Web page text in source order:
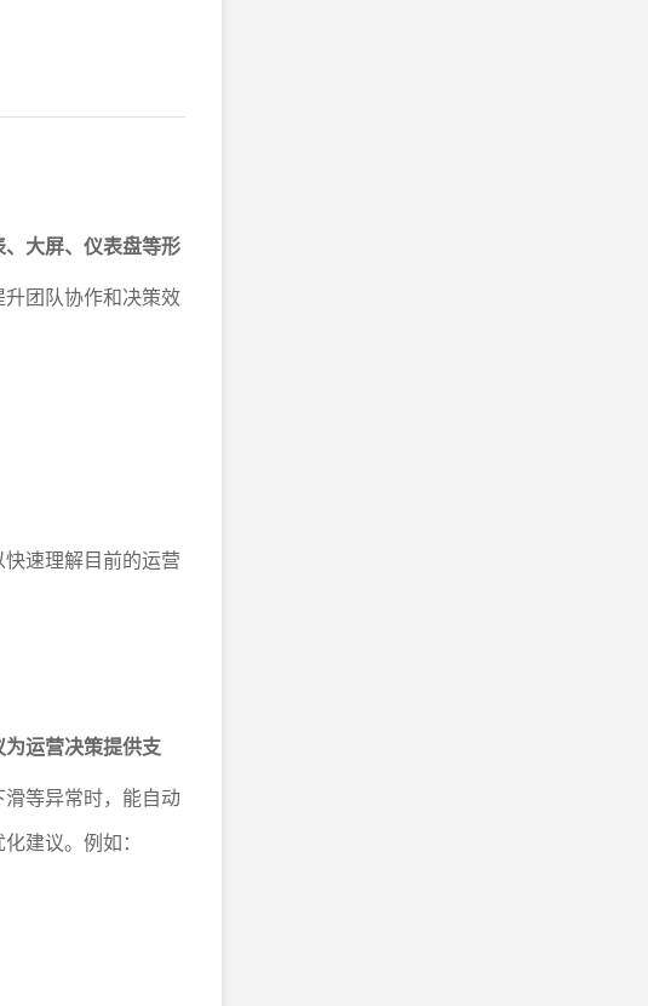
大屏、仪表盘等形
团队协作和决策效
速理解目前的运营
运营决策提供支
等异常时，能自动
建议。例如：